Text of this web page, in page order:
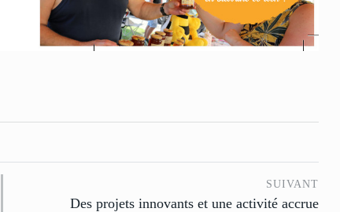
SUIVANT
Des projets innovants et une activité accrue